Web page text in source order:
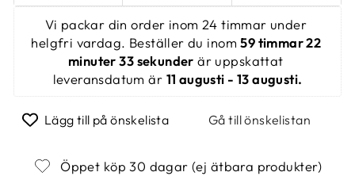
Vi packar din order inom 24 timmar under
helgfri vardag. Beställer du inom 59 timmar 22
minuter 33 sekunder är uppskattat
leveransdatum är 11 augusti - 13 augusti.
Lägg till på önskelista Gå till önskelistan
Öppet köp 30 dagar (ej ätbara produkter)